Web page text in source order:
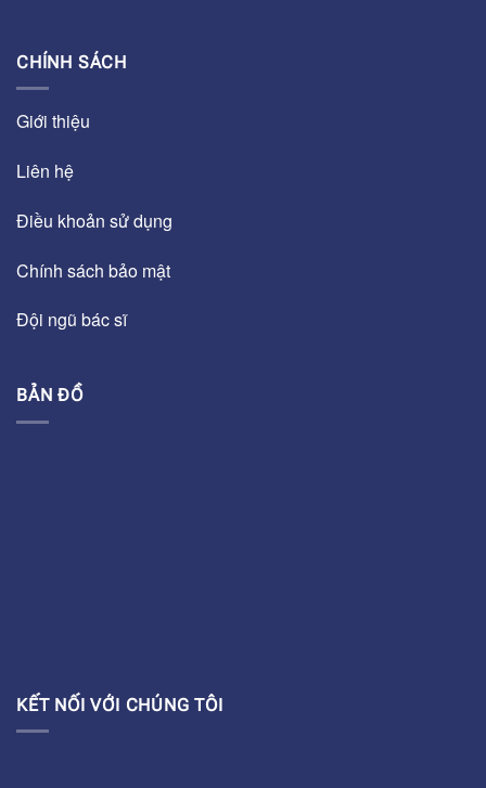
CHÍNH SÁCH
Giới thiệu
Liên hệ
Điều khoản sử dụng
Chính sách bảo mật
Đội ngũ bác sĩ
BẢN ĐỒ
KẾT NỐI VỚI CHÚNG TÔI